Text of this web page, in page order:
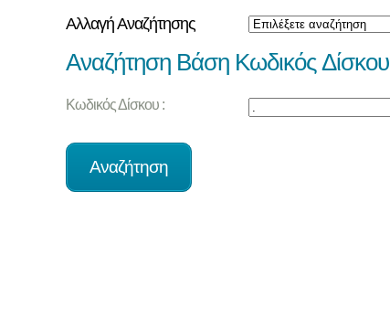
Αλλαγή Αναζήτησης
Αναζήτηση Βάση Κωδικός Δίσκου
Κωδικός Δίσκου :